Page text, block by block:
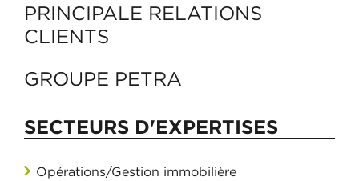
PRINCIPALE RELATIONS
CLIENTS
GROUPE PETRA
SECTEURS D'EXPERTISES
Opérations/Gestion immobilière